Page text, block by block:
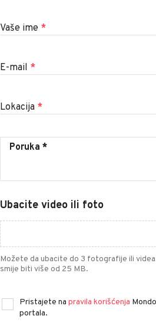
Vaše ime *
E-mail *
Lokacija *
Ubacite video ili foto
Možete da ubacite do 3 fotografije ili
smije biti više od 25 MB.
Pristajete na pravila korišćenja Mondo
portala.